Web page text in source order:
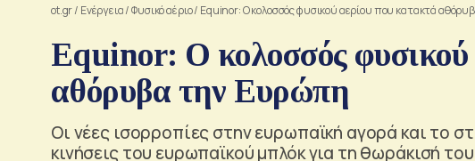
ot.gr/ Ενέργεια/Φυσικό αέριο/ Equinor: Ο κολοσσός φυσικού αερίου που κατακτά
Equinor: Ο κολοσσός φυσικού
αθόρυβα την Ευρώπη
Οι νέες ισορροπίες στην ευρωπαϊκή αγορά και το
κινήσεις του ευρωπαϊκού μπλόκ για τη θωράκισή του